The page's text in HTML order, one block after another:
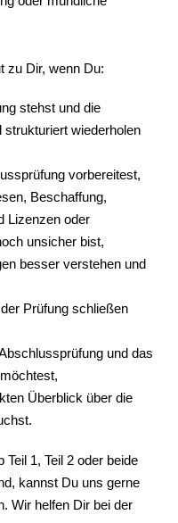
zu Dir, wenn Du:
stehst und die
wiederholen
vorbereitest,
Beschaffung,
Lizenzen oder
unsicher bist,
besser verstehen und
Prüfung schließen
und das
Überblick über die
1, Teil 2 oder beide
kannst Du uns gerne
Wir helfen Dir bei der